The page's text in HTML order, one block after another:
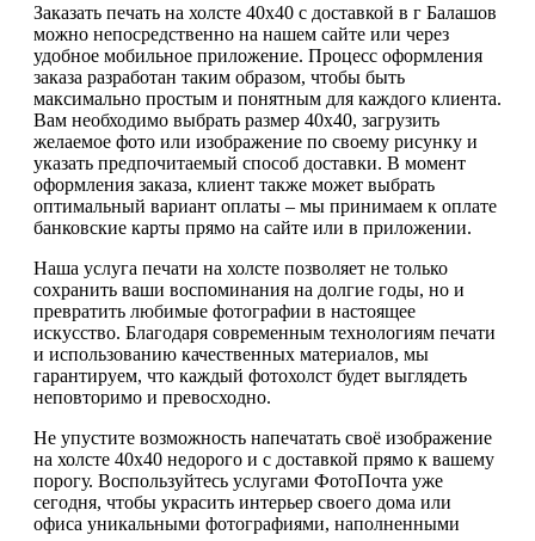
Заказать печать на холсте 40х40 с доставкой в г Балашов
можно непосредственно на нашем сайте или через
удобное мобильное приложение. Процесс оформления
заказа разработан таким образом, чтобы быть
максимально простым и понятным для каждого клиента.
Вам необходимо выбрать размер 40х40, загрузить
желаемое фото или изображение по своему рисунку и
указать предпочитаемый способ доставки. В момент
оформления заказа, клиент также может выбрать
оптимальный вариант оплаты – мы принимаем к оплате
банковские карты прямо на сайте или в приложении.
Наша услуга печати на холсте позволяет не только
сохранить ваши воспоминания на долгие годы, но и
превратить любимые фотографии в настоящее
искусство. Благодаря современным технологиям печати
и использованию качественных материалов, мы
гарантируем, что каждый фотохолст будет выглядеть
неповторимо и превосходно.
Не упустите возможность напечатать своё изображение
на холсте 40х40 недорого и с доставкой прямо к вашему
порогу. Воспользуйтесь услугами ФотоПочта уже
сегодня, чтобы украсить интерьер своего дома или
офиса уникальными фотографиями, наполненными